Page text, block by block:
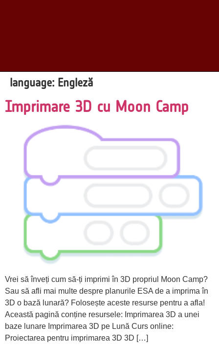
language: Engleză
Imprimare 3D cu Moon Camp
Vrei să înveți cum să-ți imprimi în 3D propriul Moon Camp?
Sau să afli mai multe despre planurile ESA de a imprima în
3D o bază lunară? Folosește aceste resurse pentru a afla!
Această pagină conține resursele: Imprimarea 3D a unei
baze lunare Imprimarea 3D pe Lună Curs online:
Proiectarea pentru imprimarea 3D 3D […]